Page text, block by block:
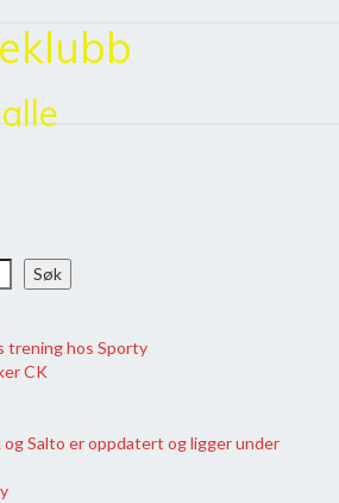
Søk
trening hos Sporty
CK
og Salto er oppdatert og ligger under